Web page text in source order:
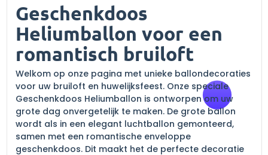
Geschenkdoos
Heliumballon voor een
romantisch bruiloft
Welkom op onze pagina met unieke ballondecoraties
voor uw bruiloft en huwelijksfeest. Onze speciale
Geschenkdoos Heliumballon is ontworpen om uw
grote dag onvergetelijk te maken. De grote ballon
wordt als in een elegant luchtballon gemonteerd,
samen met een romantische enveloppe
geschenkdoos. Dit maakt het de perfecte decoratie